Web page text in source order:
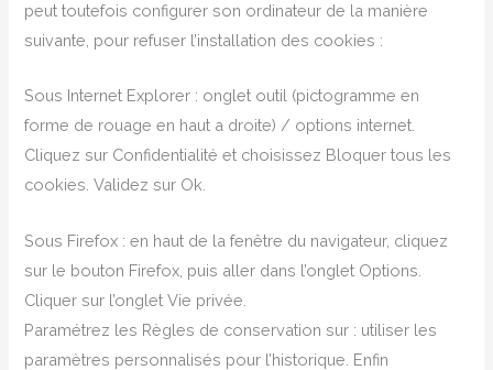
peut toutefois configurer son ordinateur de la manière
suivante, pour refuser l’installation des cookies :
Sous Internet Explorer : onglet outil (pictogramme en
forme de rouage en haut a droite) / options internet.
Cliquez sur Confidentialité et choisissez Bloquer tous les
cookies. Validez sur Ok.
Sous Firefox : en haut de la fenêtre du navigateur, cliquez
sur le bouton Firefox, puis aller dans l’onglet Options.
Cliquer sur l’onglet Vie privée.
Paramétrez les Règles de conservation sur : utiliser les
paramètres personnalisés pour l’historique. Enfin